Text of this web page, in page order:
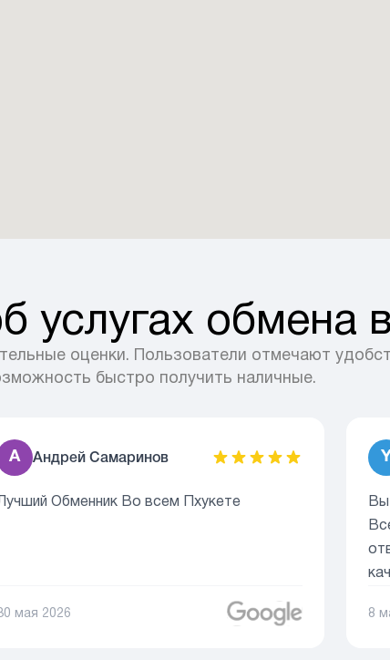
услугах обмена
оценки. Пользователи отмечают
быстро получить наличные.
А Андрей Самаринов
Обменник Во всем Пхукете
мая 2026
Y
Вы
8